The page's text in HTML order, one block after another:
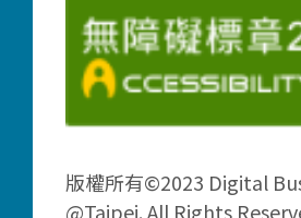
版權所有©2023 Digital
@Taipei. All Rights